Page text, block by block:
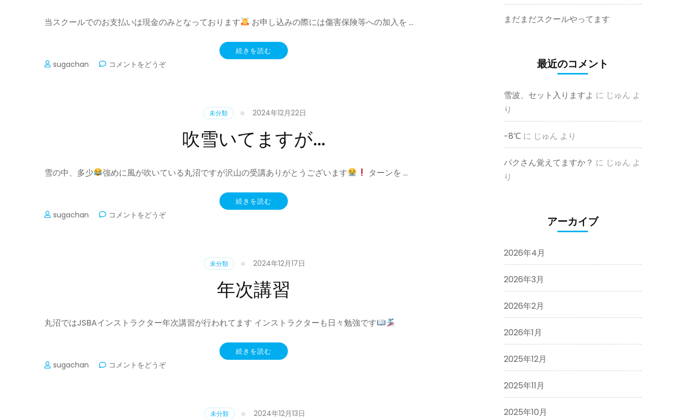
当スクールでのお支払いは現金のみとなっております お申し込みの際には傷害保険等への加入を …
続きを読む
sugachan コメントをどうぞ(お
下
)
未分類 2024年12月22日
吹雪いてますが…
雪の中、多少 強めに風が吹いている丸沼ですが沢山の受講ありがとうございます ターンを …
続きを読む
sugachan コメントをどうぞ(吹
未分類 2024年12月17日
年次講習
丸沼ではJSBAインストラクター年次講習が行われてます インストラクターも日々勉強です
続きを読む
sugachan コメントをどうぞ(年
未分類 2024年12月13日
まだまだスクールやってます
最近のコメント
雪波、セット入りますよ に じゅん よ
り
−8℃ に じゅん より
パクさん覚えてますか？ に じゅん よ
り
アーカイブ
2026年4月
2026年3月
2026年2月
2026年1月
2025年12月
2025年11月
2025年10月